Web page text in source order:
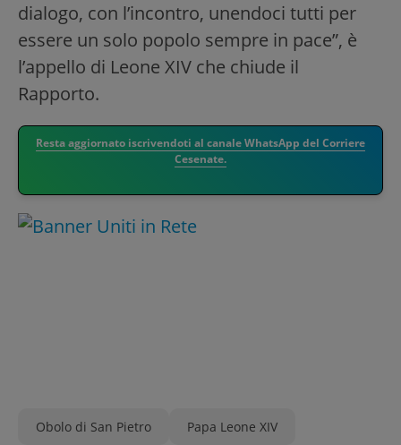
dialogo, con l’incontro, unendoci tutti per
essere un solo popolo sempre in pace”, è
l’appello di Leone XIV che chiude il
Rapporto.
Resta aggiornato iscrivendoti al canale WhatsApp del Corriere
Cesenate.
Obolo di San Pietro Papa Leone XIV